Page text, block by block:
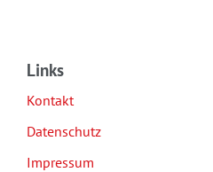
Links
Kontakt
Datenschutz
Impressum